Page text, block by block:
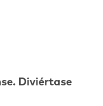
Diviértase